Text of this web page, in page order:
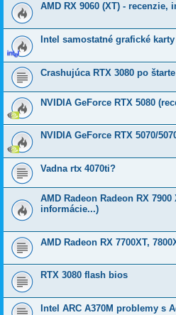
AMD RX 9060 (XT) - recenzie,
Intel samostatné grafické karty
Crashujúca RTX 3080 po štarte
NVIDIA GeForce RTX 5080
NVIDIA GeForce RTX 5070/
Vadna rtx 4070ti?
AMD Radeon Radeon RX
informácie...)
AMD Radeon RX 7700XT,
RTX 3080 flash bios
Intel ARC A370M problemy s